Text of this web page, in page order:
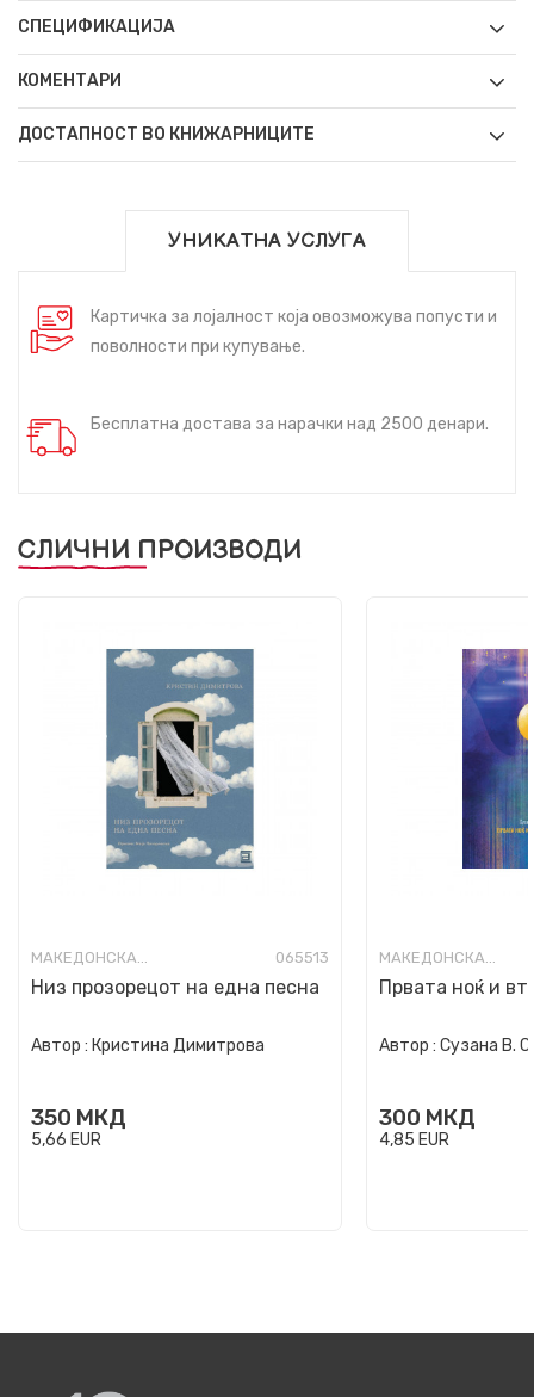
СПЕЦИФИКАЦИЈА
КОМЕНТАРИ
ДОСТАПНОСТ ВО КНИЖАРНИЦИТЕ
УНИКАТНА УСЛУГА
Картичка за лојалност која овозможува попусти и
поволности при купување.
Бесплатна достава за нарачки над 2500 денари.
СЛИЧНИ ПРОИЗВОДИ
МАКЕДОНСКА ПОЕЗИЈА 065513
Низ прозорецот на една песна
Автор : Кристина Димитрова
350 МКД
5,66 EUR
МАКЕДОНСКА ПОЕЗИЈА
Првата ноќ и
Автор : Сузана В.
300 МКД
4,85 EUR